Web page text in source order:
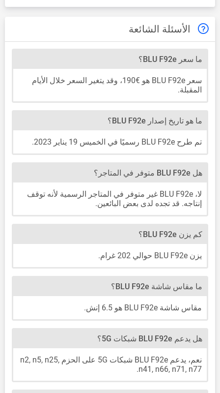
الأسئلة الشائعة
ما سعر BLU F92e؟
سعر BLU F92e هو €190، وقد يتغير السعر خلال الأيام
المقبلة.
ما هو تاريخ إصدار BLU F92e؟
تم طرح BLU F92e رسميًا في الخميس 19 يناير 2023.
هل BLU F92e متوفر في المتاجر؟
لا، BLU F92e غير متوفر في المتاجر الرسمية لأنه توقف
إنتاجه. قد تجده لدى بعض البائعين.
كم يزن BLU F92e؟
يزن BLU F92e حوالي 202 غرام.
ما مقاس شاشة BLU F92e؟
مقاس شاشة BLU F92e هو 6.5 إنش.
هل يدعم BLU F92e شبكات 5G؟
نعم، يدعم BLU F92e شبكات 5G على الحزم n2, n5, n25,
n41, n66, n71, n77.